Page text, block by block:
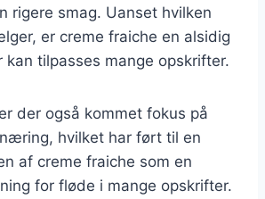
rigere smag. Uanset hvilken
er creme fraiche en alsidig
kan tilpasses mange opskrifter.
der også kommet fokus på
hvilket har ført til en
af creme fraiche som en
for fløde i mange opskrifter.